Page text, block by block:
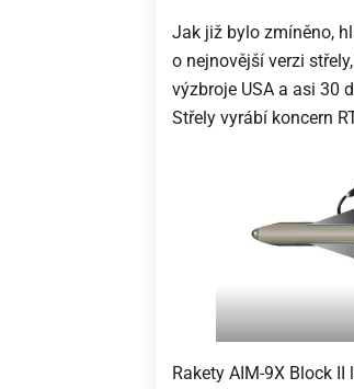
Jak již bylo zmíněno,
o nejnovější verzi
výzbroje USA a asi 30
Střely vyrábí koncern
Rakety AIM-9X Block